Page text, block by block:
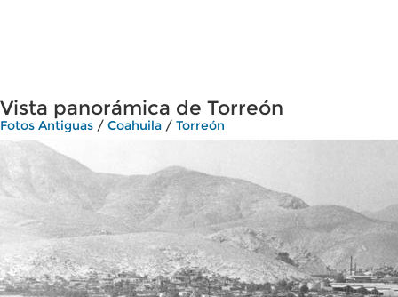
Vista panorámica de Torreón
Fotos Antiguas / Coahuila / Torreón